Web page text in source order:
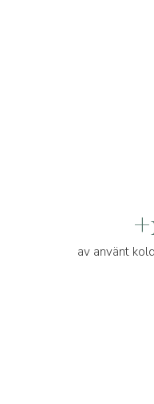
av använt